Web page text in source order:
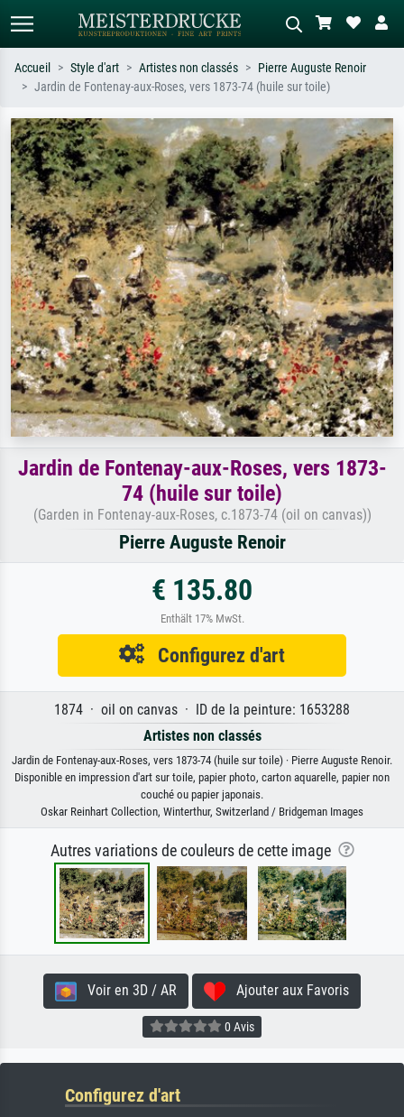
Recherchez par artiste, titre ou style –
ex. Monet, Nuit étoilée,
impressionnisme, vague de Hokusai,
nu.
Décrivez la scène – ex. prairie verte,
abstrait avec beaucoup de rouge,
tableau sombre, nu debout près d'un
arbre.
Accueil Style d'art Artistes non classés
Pierre Auguste Renoir
Jardin de Fontenay-aux-Roses, vers 1873-74 (huile sur toile)
Jardin de Fontenay-aux-Roses, vers 1873-
74 (huile sur toile)
(Garden in Fontenay-aux-Roses, c.1873-74 (oil on canvas))
Pierre Auguste Renoir
€ 135.80
Enthält 17% MwSt.
Configurez d'art
1874 · oil on canvas · ID de la peinture: 1653288
Artistes non classés
Jardin de Fontenay-aux-Roses, vers 1873-74 (huile sur toile) · Pierre Auguste Renoir.
Disponible en impression d'art sur toile, papier photo, carton aquarelle, papier non
couché ou papier japonais.
Oskar Reinhart Collection, Winterthur, Switzerland / Bridgeman Images
Autres variations de couleurs de cette image
Voir en 3D / AR Ajouter aux Favoris
0 Avis
Configurez d'art